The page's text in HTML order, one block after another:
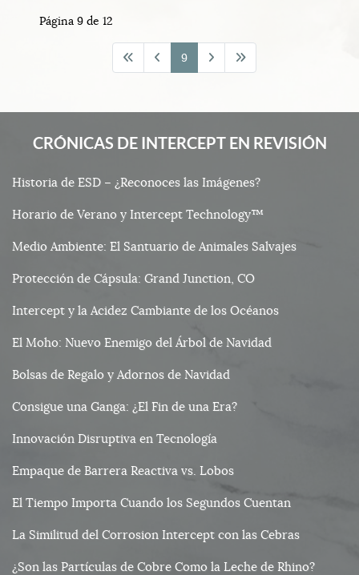
Página 9 de 12
9
CRÓNICAS DE INTERCEPT EN REVISIÓN
Historia de ESD – ¿Reconoces las Imágenes?
Horario de Verano y Intercept Technology™
Medio Ambiente: El Santuario de Animales Salvajes
Protección de Cápsula: Grand Junction, CO
Intercept y la Acidez Cambiante de los Océanos
El Moho: Nuevo Enemigo del Árbol de Navidad
Bolsas de Regalo y Adornos de Navidad
Consigue una Ganga: ¿El Fin de una Era?
Innovación Disruptiva en Tecnología
Empaque de Barrera Reactiva vs. Lobos
El Tiempo Importa Cuando los Segundos Cuentan
La Similitud del Corrosion Intercept con las Cebras
¿Son las Partículas de Cobre Como la Leche de Rhino?